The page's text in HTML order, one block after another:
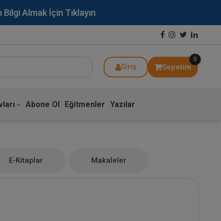
Almak İçin Tıklayın
Giriş Sepetim
0
Abone Ol Eğitmenler Yazılar
E-Kitaplar Makaleler